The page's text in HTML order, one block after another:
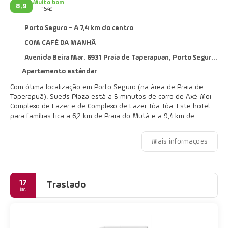
8,9
Muito bom
1549
Porto Seguro - A 7,4 km do centro
COM CAFÉ DA MANHÃ
Avenida Beira Mar, 6931 Praia de Taperapuan, Porto Seguro 45810-000
Apartamento estándar
Com ótima localização em Porto Seguro (na área de Praia de
Taperapuã), Sueds Plaza está a 5 minutos de carro de Axé Moi
Complexo de Lazer e de Complexo de Lazer Tôa Tôa. Este hotel
para famílias fica a 6,2 km de Praia do Mutá e a 9,4 km de
Relaxe em uma das 2 piscinas externas ou aproveite outras
também oferece Wi-Fi de cortesia, sala de jogos e lojas no local.
Os hóspedes podem pegar o traslado local (sobretaxa) para as
atrações da área.
Mais informações
17
jan. Traslado